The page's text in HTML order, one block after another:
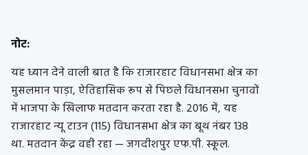
नोट:
यह ध्यान देने वाली बात है कि राजारहाट विधानसभा क्षेत्र का
मुसलमान पाड़ा, ऐतिहासिक रूप से पिछले विधानसभा चुनावों
में भाजपा के खिलाफ मतदान करता रहा है. 2016 में, यह
राजारहाट न्यू टाउन (115) विधानसभा क्षेत्र का बूथ नंबर 138
था. मतदान केंद्र वही रहा — जगदीशपुर एफ.पी. स्कूल.